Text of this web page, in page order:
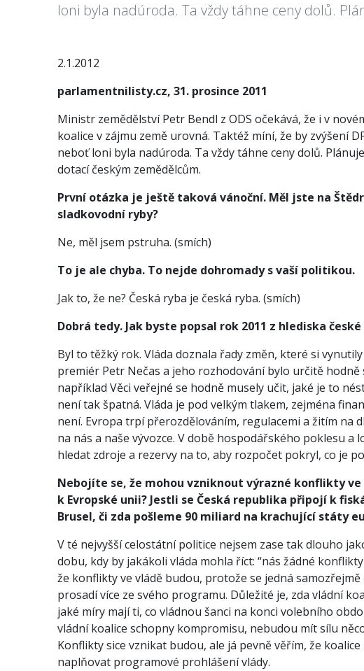
loni byla nadúroda. Ta vždy táhne ceny dolů.
2.1.2012
parlamentnilisty.cz, 31. prosince 2011
Ministr zemědělství Petr Bendl z ODS očekává, že i v
koalice v zájmu země urovná. Taktéž míní, že by zvýšení
neboť loni byla nadúroda. Ta vždy táhne ceny dolů.
dotací českým zemědělcům.
První otázka je ještě taková vánoční. Měl jste na
sladkovodní ryby?
Ne, měl jsem pstruha. (smích)
To je ale chyba. To nejde dohromady s vaší politikou.
Jak to, že ne? Česká ryba je česká ryba. (smích)
Dobrá tedy. Jak byste popsal rok 2011 z hlediska
Byl to těžký rok. Vláda doznala řady změn, které si
premiér Petr Nečas a jeho rozhodování bylo určitě
například Věci veřejné se hodně musely učit, jaké je to
není tak špatná. Vláda je pod velkým tlakem, zejména
není. Evropa trpí přerozdělováním, regulacemi a žitím na
na nás a naše vývozce. V době hospodářského poklesu
hledat zdroje a rezervy na to, aby rozpočet pokryl, co je
Nebojíte se, že mohou vzniknout výrazné konflikty
k Evropské unii? Jestli se Česká republika připojí k
Brusel, či zda pošleme 90 miliard na krachující státy
V té nejvyšší celostátní politice nejsem zase tak dlouho
dobu, kdy by jakákoli vláda mohla říct: “nás žádné
že konflikty ve vládě budou, protože se jedná
prosadí více ze svého programu. Důležité je, zda vládní
jaké míry mají ti, co vládnou šanci na konci volebního
vládní koalice schopny kompromisu, nebudou mít sílu
Konflikty sice vznikat budou, ale já pevně věřím, že
naplňovat programové prohlášení vlády.